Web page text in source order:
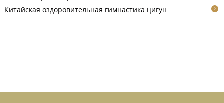
Китайская оздоровительная гимнастика цигун